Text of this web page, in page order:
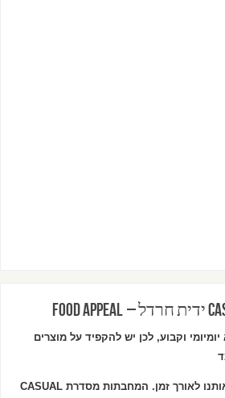
וקבוע, לכן יש להקפיד על מוצרים
במבחן המציאות וישמשו אותנו לאורך זמן. המחבתות מסדרת CASUAL